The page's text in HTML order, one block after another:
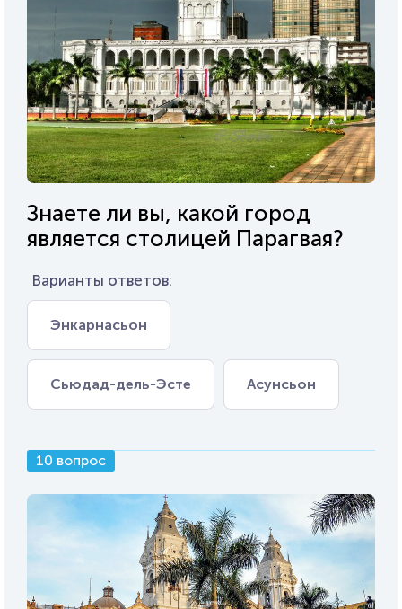
Знаете ли вы, какой город
является столицей Парагвая?
Варианты ответов:
Энкарнасьон
Сьюдад-дель-Эсте Асунсьон
10 вопрос